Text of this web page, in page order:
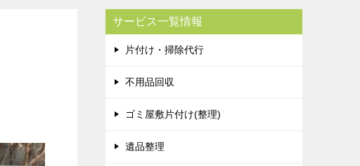
サービス一覧情報
片付け・掃除代行
不用品回収
ゴミ屋敷片付け(整理)
遺品整理